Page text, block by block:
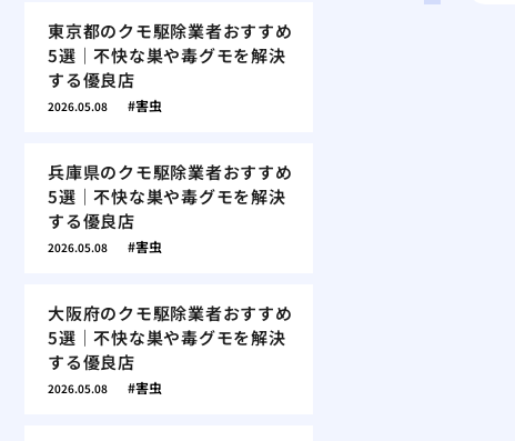
東京都のクモ駆除業者おすすめ
5選｜不快な巣や毒グモを解決
する優良店
2026.05.08 害虫
兵庫県のクモ駆除業者おすすめ
5選｜不快な巣や毒グモを解決
する優良店
2026.05.08 害虫
大阪府のクモ駆除業者おすすめ
5選｜不快な巣や毒グモを解決
する優良店
2026.05.08 害虫